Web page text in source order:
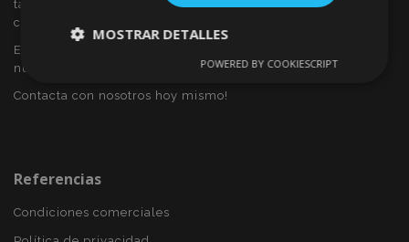
tapacubos, derivabrisas, fundas para asientos, alfombrillas,
cubiertas cromadas, marcos, etc.
Eres interesado en dropshipping o deseas convertirte en
nuestro socio?
Contacta con nosotros hoy mismo!
Referencias
Condiciones comerciales
MOSTRAR DETALLES
estrictamente
necesarias
Cookies de
preferencias
POWERED BY COOKIESCRIPT